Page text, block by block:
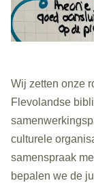
Wij zetten onze
Flevolandse
culturele
samenspraak
bepalen we de